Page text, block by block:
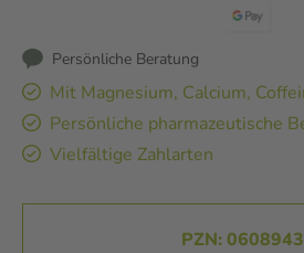
Persönliche Beratung
Mit Magnesium, Calcium,
Persönliche pharmazeutische
Vielfältige Zahlarten
PZN: